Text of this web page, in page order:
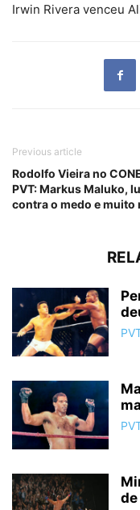
Irwin Rivera venceu
Previous article
Rodolfo Vieira no
PVT: Markus Maluko,
contra o medo e muito